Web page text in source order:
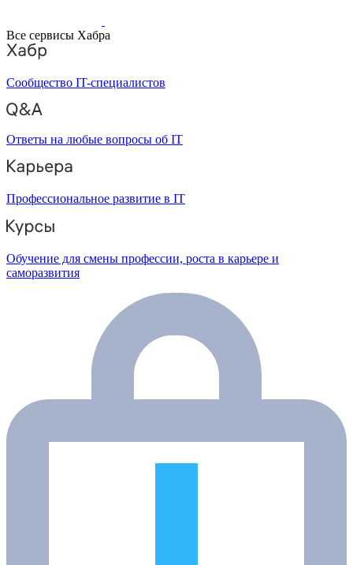
Все сервисы Хабра
Сообщество IT-специалистов
Ответы на любые вопросы об IT
Профессиональное развитие в IT
Обучение для смены профессии, роста в карьере и
саморазвития